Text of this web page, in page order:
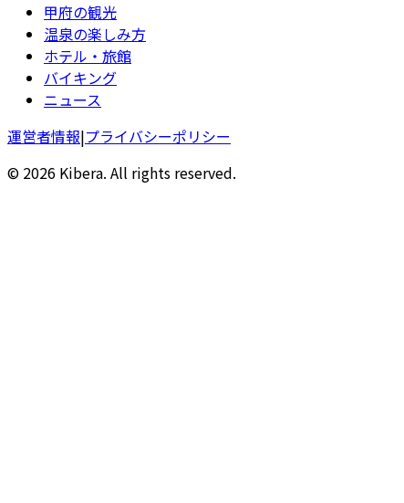
甲府の観光
温泉の楽しみ方
ホテル・旅館
バイキング
ニュース
運営者情報|プライバシーポリシー
© 2026 Kibera. All rights reserved.